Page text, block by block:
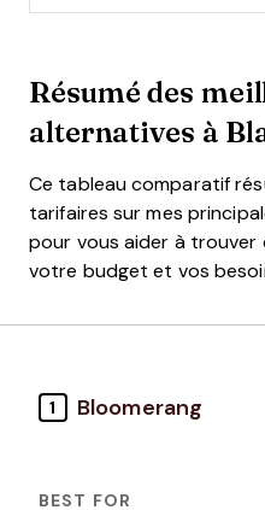
Résumé des
alternatives à
Ce tableau comparatif
tarifaires sur mes
pour vous aider à trouver
votre budget et vos
1 Bloomerang